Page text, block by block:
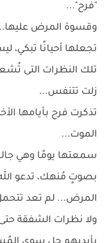
"فرح"...
وقسوة المرض
تجعلها أحيانًا
تلك النظرات التى
زلت تتنفس...
تذكرت فرح بأيامها
الموت...
سمعتها يومًا وهي
بصوتٍ مُنهك، تدعو
المرض... لم تعد
ولا نظرات الشفقة حتى